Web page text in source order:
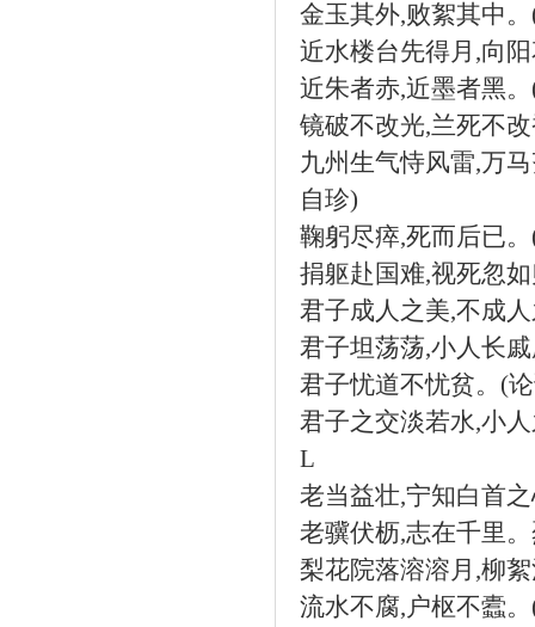
金玉其外,败絮其中。
近水楼台先得月 ,向
近朱者赤,近墨者黑。
镜破不改光,兰死不
九州生气恃风雷,万
自珍)
鞠躬尽瘁,死而后已。
捐躯赴国难,视死忽
君子成人之美,不成
君子坦荡荡,小人长
君子忧道不忧贫。 (
君子之交淡若水,小
L
老当益壮,宁知白首
老骥伏枥,志在千里
梨花院落溶溶月 ,柳
流水不腐, 户枢不蠹。